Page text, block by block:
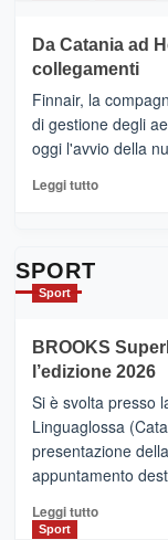
tappe
–
Ci
siamo
quasi….
pronti
per
Da Catania ad
collegamenti
Finnair, la
di gestione degli
oggi l'avvio della
Leggi tuttoLeggi
con
la
Al
via
i
SPORT
Sport
BROOKS
l’edizione 2026
Si è svolta presso
Linguaglossa
presentazione
appuntamento
Leggi tuttoLeggi
Sport